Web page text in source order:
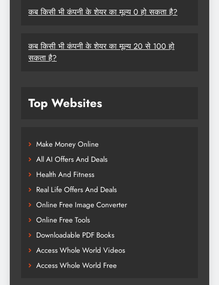
कब किसी भी कंपनी के शेयर का मूल्य 0 हो सकता है?
कब किसी भी कंपनी के शेयर का मूल्य 20 से 100 हो
सकता है?
Top Websites
Make Money Online
All AI Offers And Deals
Health And Fitness
Real Life Offers And Deals
Online Free Image Converter
Online Free Tools
Downloadable PDF Books
Access Whole World Videos
Access Whole World Free